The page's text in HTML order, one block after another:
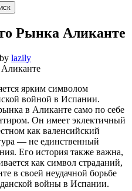
Рынка Аликанте
by lazily
ярким символом
войной в Испании.
в Аликанте само по себе
Он имеет эклектичный
как валенсийский
— не единственный
Его история также важна,
как символ страданий,
в своей неудачной борьбе
войны в Испании.